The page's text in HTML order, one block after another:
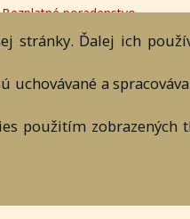
Bezplatné poradenstvo
výslovným súhlasom jej
stránky. Ďalej ich
a
použitím zobrazených